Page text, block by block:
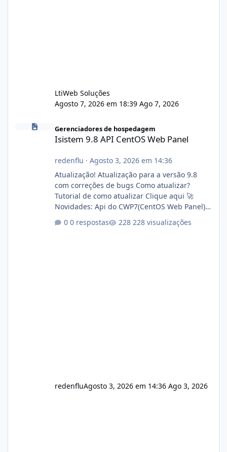
LtiWeb Soluções
Agosto 7, 2026 em 18:39 Ago 7, 2026
Gerenciadores de hospedagem
Isistem 9.8 API CentOS Web Panel
redenflu · Agosto 3, 2026 em 14:36
Atualização! Atualização para a versão 9.8
com correções de bugs Como atualizar?
Tutorial de como atualizar Clique aqui 🚀
Novidades: Api do CWP7(CentOS Web Panel)
autorizado a usasr o isistem:
0 respostas 228 visualizações
redenfluAgosto 3, 2026 em 14:36 Ago 3, 2026